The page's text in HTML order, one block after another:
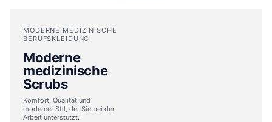
MODERNE MEDIZINISCHE
BERUFSKLEIDUNG
Moderne
medizinische
Scrubs
Komfort, Qualität und
moderner Stil, der Sie bei der
Arbeit unterstützt.